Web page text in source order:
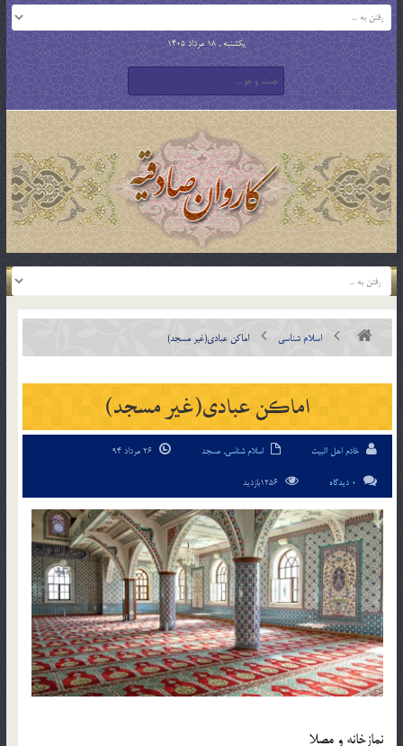
یکشنبه , 18 مرداد 1405
اسلام شناسی اماکن عبادى(غیر مسجد)
اماکن عبادى(غیر مسجد)
خادم اهل البیت اسلام شناسی, مسجد
0 دیدگاه
نمازخانه و مصلا